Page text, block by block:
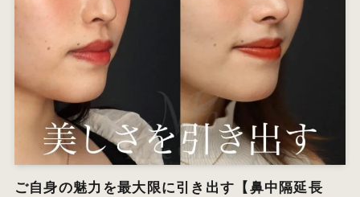
ご自身の魅力を最大限に引き出す【鼻中隔延長